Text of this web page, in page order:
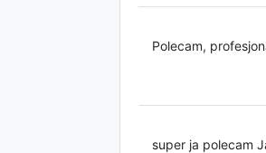
Polecam,
super ja polecam